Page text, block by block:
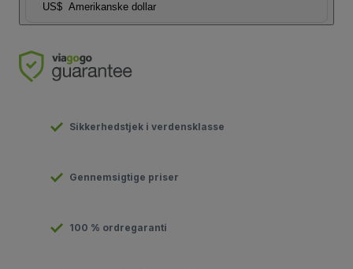
US$ Amerikanske dollar
Sikkerhedstjek i verdensklasse
Gennemsigtige priser
100 % ordregaranti